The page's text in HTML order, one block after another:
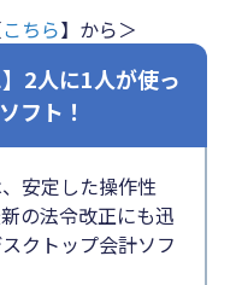
こちら】から＞
2人に1人が使っ
フト！
安定した操作性
の法令改正にも迅
クトップ会計ソフ